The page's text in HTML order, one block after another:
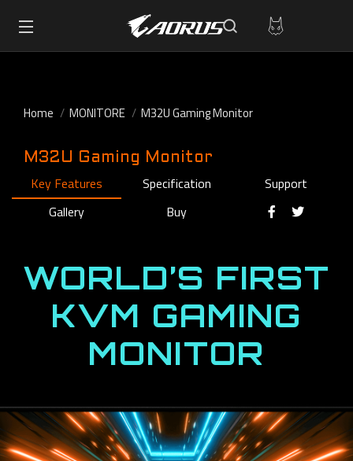
Home MONITORE M32U Gaming Monitor
M32U Gaming Monitor
Key Features Specification
Support
Gallery
Buy
WORLD’S FIRST
KVM GAMING
MONITOR